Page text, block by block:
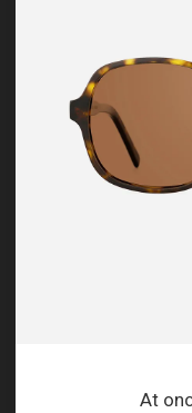
At